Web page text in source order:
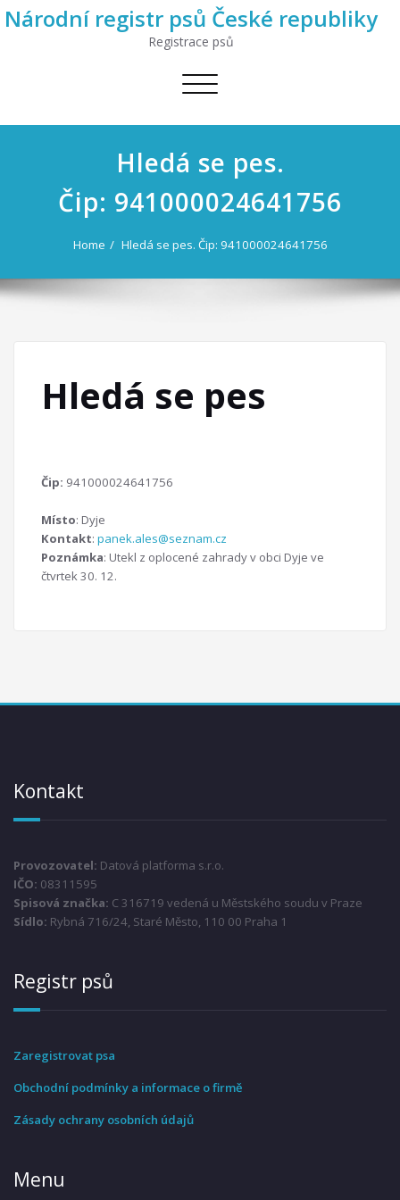
Národní registr psů České republiky
Registrace psů
Toggle
Hledá se pes.
Čip: 941000024641756
Home Hledá se pes. Čip: 941000024641756
Hledá se pes
Čip: 941000024641756
Místo: Dyje
Kontakt: panek.ales@seznam.cz
Poznámka: Utekl z oplocené zahrady v obci Dyje ve
čtvrtek 30. 12.
Kontakt
Provozovatel: Datová platforma s.r.o.
IČO: 08311595
Spisová značka: C 316719 vedená u Městského soudu v Praze
Sídlo: Rybná 716/24, Staré Město, 110 00 Praha 1
Registr psů
Zaregistrovat psa
Obchodní podmínky a informace o firmě
Zásady ochrany osobních údajů
Menu